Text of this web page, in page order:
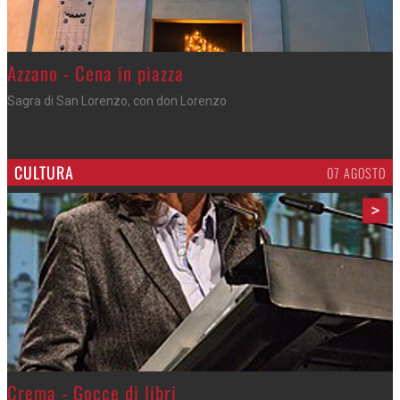
Gli appuntamenti fino a sabato
Cosa fare questi giorni nel Cremasco
CULTURA 07 AGOSTO
>
Crema - Gocce di libri